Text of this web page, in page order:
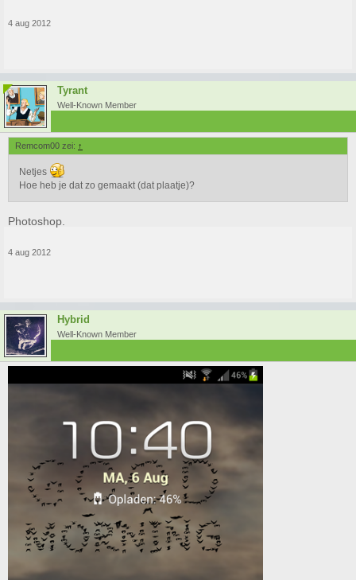
4 aug 2012
Tyrant
Well-Known Member
Remcom00 zei: ↑
Netjes
Hoe heb je dat zo gemaakt (dat plaatje)?
Photoshop.
4 aug 2012
Hybrid
Well-Known Member